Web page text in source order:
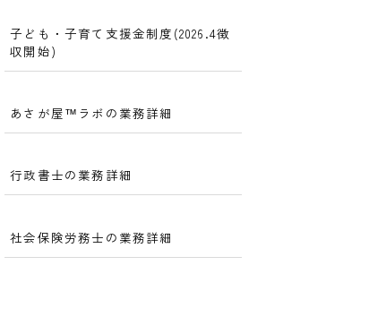
子ども・子育て支援金制度(2026.4徴
収開始)
あさが屋™ラボの業務詳細
行政書士の業務詳細
社会保険労務士の業務詳細